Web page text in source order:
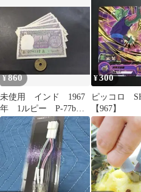
P-カットテープ
NO.4103 50mm×25M 青
7939671
¥860
未使用 インド 1967
年 1ルピー P-77b
連番5枚
¥300
ピッコロ
【967】